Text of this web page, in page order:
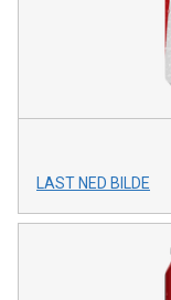
LAST NED BILDE